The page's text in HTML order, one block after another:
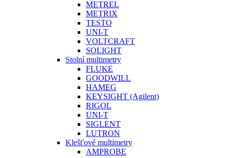
METREL
METRIX
TESTO
UNI-T
VOLTCRAFT
SOLIGHT
Stolní multimetry
FLUKE
GOODWILL
HAMEG
KEYSIGHT (Agilent)
RIGOL
UNI-T
SIGLENT
LUTRON
Klešťové multimetry
AMPROBE